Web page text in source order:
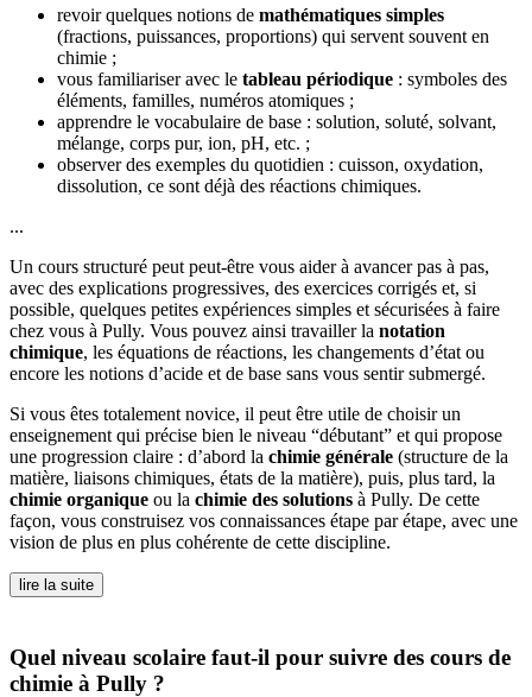
revoir quelques notions de mathématiques simples
(fractions, puissances, proportions) qui servent souvent en
chimie ;
vous familiariser avec le tableau périodique : symboles des
éléments, familles, numéros atomiques ;
apprendre le vocabulaire de base : solution, soluté, solvant,
mélange, corps pur, ion, pH, etc. ;
observer des exemples du quotidien : cuisson, oxydation,
dissolution, ce sont déjà des réactions chimiques.
...
Un cours structuré peut peut-être vous aider à avancer pas à pas,
avec des explications progressives, des exercices corrigés et, si
possible, quelques petites expériences simples et sécurisées à faire
chez vous à Pully. Vous pouvez ainsi travailler la notation
chimique, les équations de réactions, les changements d’état ou
encore les notions d’acide et de base sans vous sentir submergé.
Si vous êtes totalement novice, il peut être utile de choisir un
enseignement qui précise bien le niveau “débutant” et qui propose
une progression claire : d’abord la chimie générale (structure de la
matière, liaisons chimiques, états de la matière), puis, plus tard, la
chimie organique ou la chimie des solutions à Pully. De cette
façon, vous construisez vos connaissances étape par étape, avec une
vision de plus en plus cohérente de cette discipline.
lire la suite
Quel niveau scolaire faut-il pour suivre des cours de
chimie à Pully ?